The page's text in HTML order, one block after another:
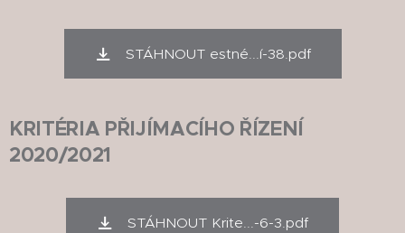
STÁHNOUT estné...í-38.pdf
KRITÉRIA PŘIJÍMACÍHO ŘÍZENÍ
2020/2021
STÁHNOUT Krite...-6-3.pdf